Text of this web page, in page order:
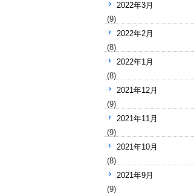
2022年3月
(9)
2022年2月
(8)
2022年1月
(8)
2021年12月
(9)
2021年11月
(9)
2021年10月
(8)
2021年9月
(9)